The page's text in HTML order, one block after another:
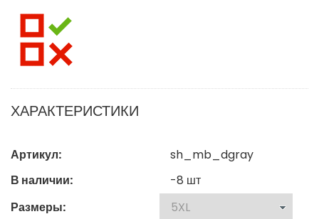
ХАРАКТЕРИСТИКИ
Артикул:
sh_mb_dgray
В наличии:
-8 шт
Размеры: